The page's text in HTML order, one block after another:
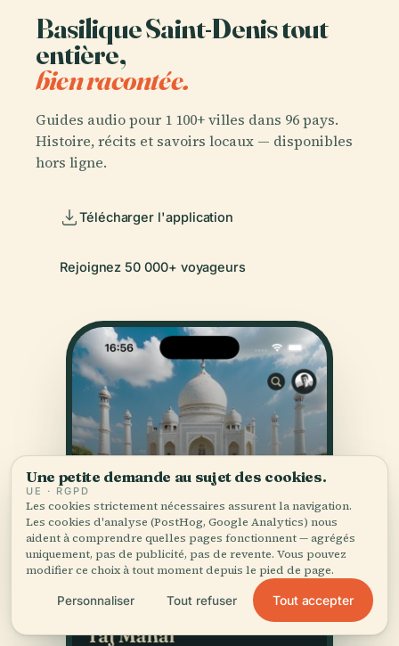
Basilique Saint-Denis tout
entière,
bien racontée.
Guides audio pour 1 100+ villes dans 96 pays.
Histoire, récits et savoirs locaux — disponibles
hors ligne.
Télécharger l'application
Rejoignez 50 000+ voyageurs
Une petite demande au sujet des cookies.
UE · RGPD
Les cookies strictement nécessaires assurent la navigation.
Les cookies d'analyse (PostHog, Google Analytics) nous
aident à comprendre quelles pages fonctionnent — agrégés
uniquement, pas de publicité, pas de revente. Vous pouvez
modifier ce choix à tout moment depuis le pied de page.
Personnaliser Tout refuser Tout accepter